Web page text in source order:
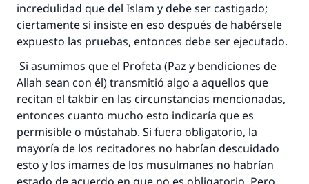
incredulidad que del Islam y debe ser castigado;
ciertamente si insiste en eso después de habérsele
expuesto las pruebas, entonces debe ser ejecutado.
Si asumimos que el Profeta (Paz y bendiciones de
Allah sean con él) transmitió algo a aquellos que
recitan el takbir en las circunstancias mencionadas,
entonces cuanto mucho esto indicaría que es
permisible o mústahab. Si fuera obligatorio, la
mayoría de los recitadores no habrían descuidado
esto y los imames de los musulmanes no habrían